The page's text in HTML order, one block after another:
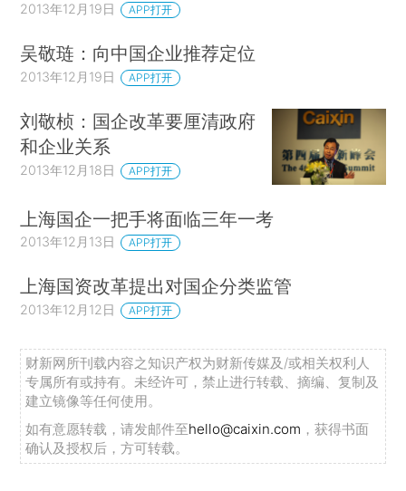
2013年12月19日 APP打开
吴敬琏：向中国企业推荐定位
2013年12月19日 APP打开
刘敬桢：国企改革要厘清政府
和企业关系
2013年12月18日 APP打开
上海国企一把手将面临三年一考
2013年12月13日 APP打开
上海国资改革提出对国企分类监管
2013年12月12日 APP打开
财新网所刊载内容之知识产权为财新传媒及/或相关权利人
专属所有或持有。未经许可，禁止进行转载、摘编、复制及
建立镜像等任何使用。
如有意愿转载，请发邮件至hello@caixin.com ，获得书面
确认及授权后，方可转载。